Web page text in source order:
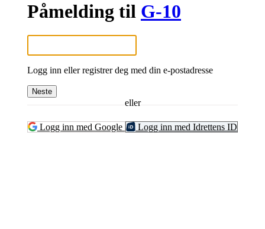
Påmelding til G-10
Logg inn eller registrer deg med din e-postadresse
Neste
eller
Logg inn med Google Logg inn med Idrettens ID